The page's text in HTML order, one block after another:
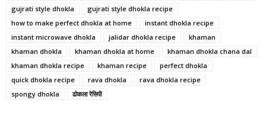
gujrati style dhokla
gujrati style dhokla recipe
how to make perfect dhokla at home
instant dhokla recipe
instant microwave dhokla
jalidar dhokla recipe
khaman
khaman dhokla
khaman dhokla at home
khaman dhokla chana dal
khaman dhokla recipe
khaman recipe
perfect dhokla
quick dhokla recipe
rava dhokla
rava dhokla recipe
spongy dhokla
ढोकला रेसिपी